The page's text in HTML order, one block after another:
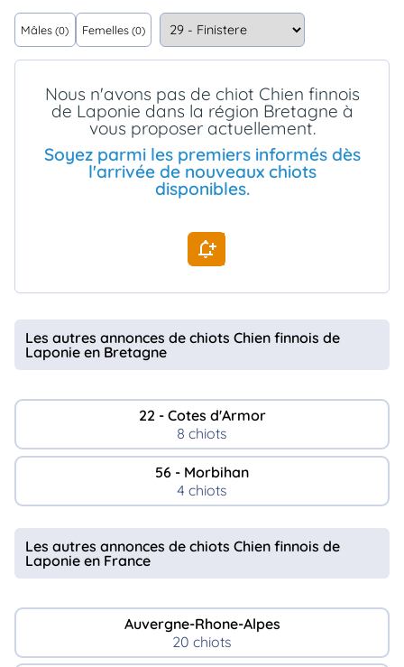
..
Assurances
Connexion
Mâles (0) Femelles (0)
Nous n'avons pas de chiot Chien finnois
de Laponie dans la région Bretagne à
vous proposer actuellement.
Soyez parmi les premiers informés dès
l'arrivée de nouveaux chiots
disponibles.
Les autres annonces de chiots Chien finnois de
Laponie en Bretagne
22 - Cotes d'Armor
8 chiots
56 - Morbihan
4 chiots
Les autres annonces de chiots Chien finnois de
Laponie en France
Auvergne-Rhone-Alpes
20 chiots